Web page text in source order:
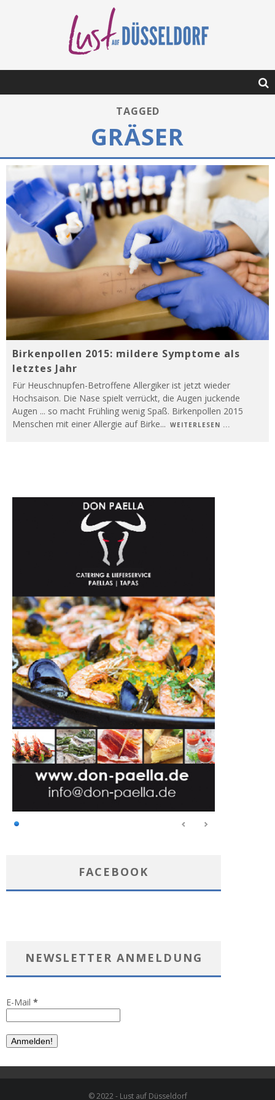
TAGGED
GRÄSER
Birkenpollen 2015: mildere Symptome als
letztes Jahr
Für Heuschnupfen-Betroffene Allergiker ist jetzt wieder
Hochsaison. Die Nase spielt verrückt, die Augen juckende
Augen ... so macht Frühling wenig Spaß. Birkenpollen 2015
Menschen mit einer Allergie auf Birke... WEITERLESEN ...
FACEBOOK
NEWSLETTER ANMELDUNG
E-Mail *
© 2022 - Lust auf Düsseldorf